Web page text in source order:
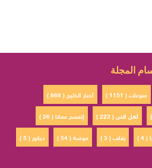
المجلة
أخبار الخليج ( 868 ) منوعات ( 1151 )
إتفسح معانا ( 26 )
أهل الفن ( 223 )
ديكور ( 5 )
موضة ( 54 ) زفاف ( 3 ) )